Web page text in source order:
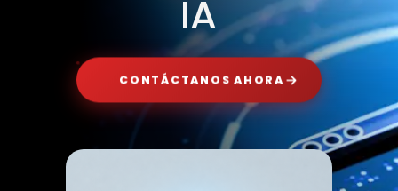
IA
CONTÁCTANOS AHORA